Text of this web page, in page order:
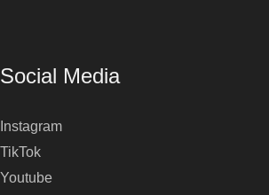
Social Media
Instagram
TikTok
Youtube